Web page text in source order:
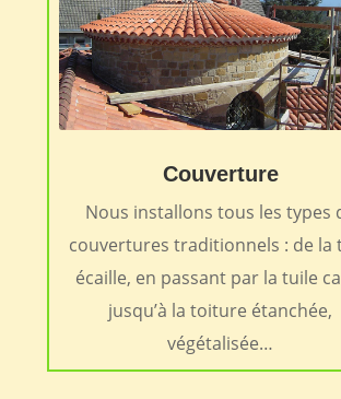
Couverture
Nous installons tous les types
couvertures traditionnels : de la
écaille, en passant par la tuile
jusqu’à la toiture étanchée,
végétalisée…